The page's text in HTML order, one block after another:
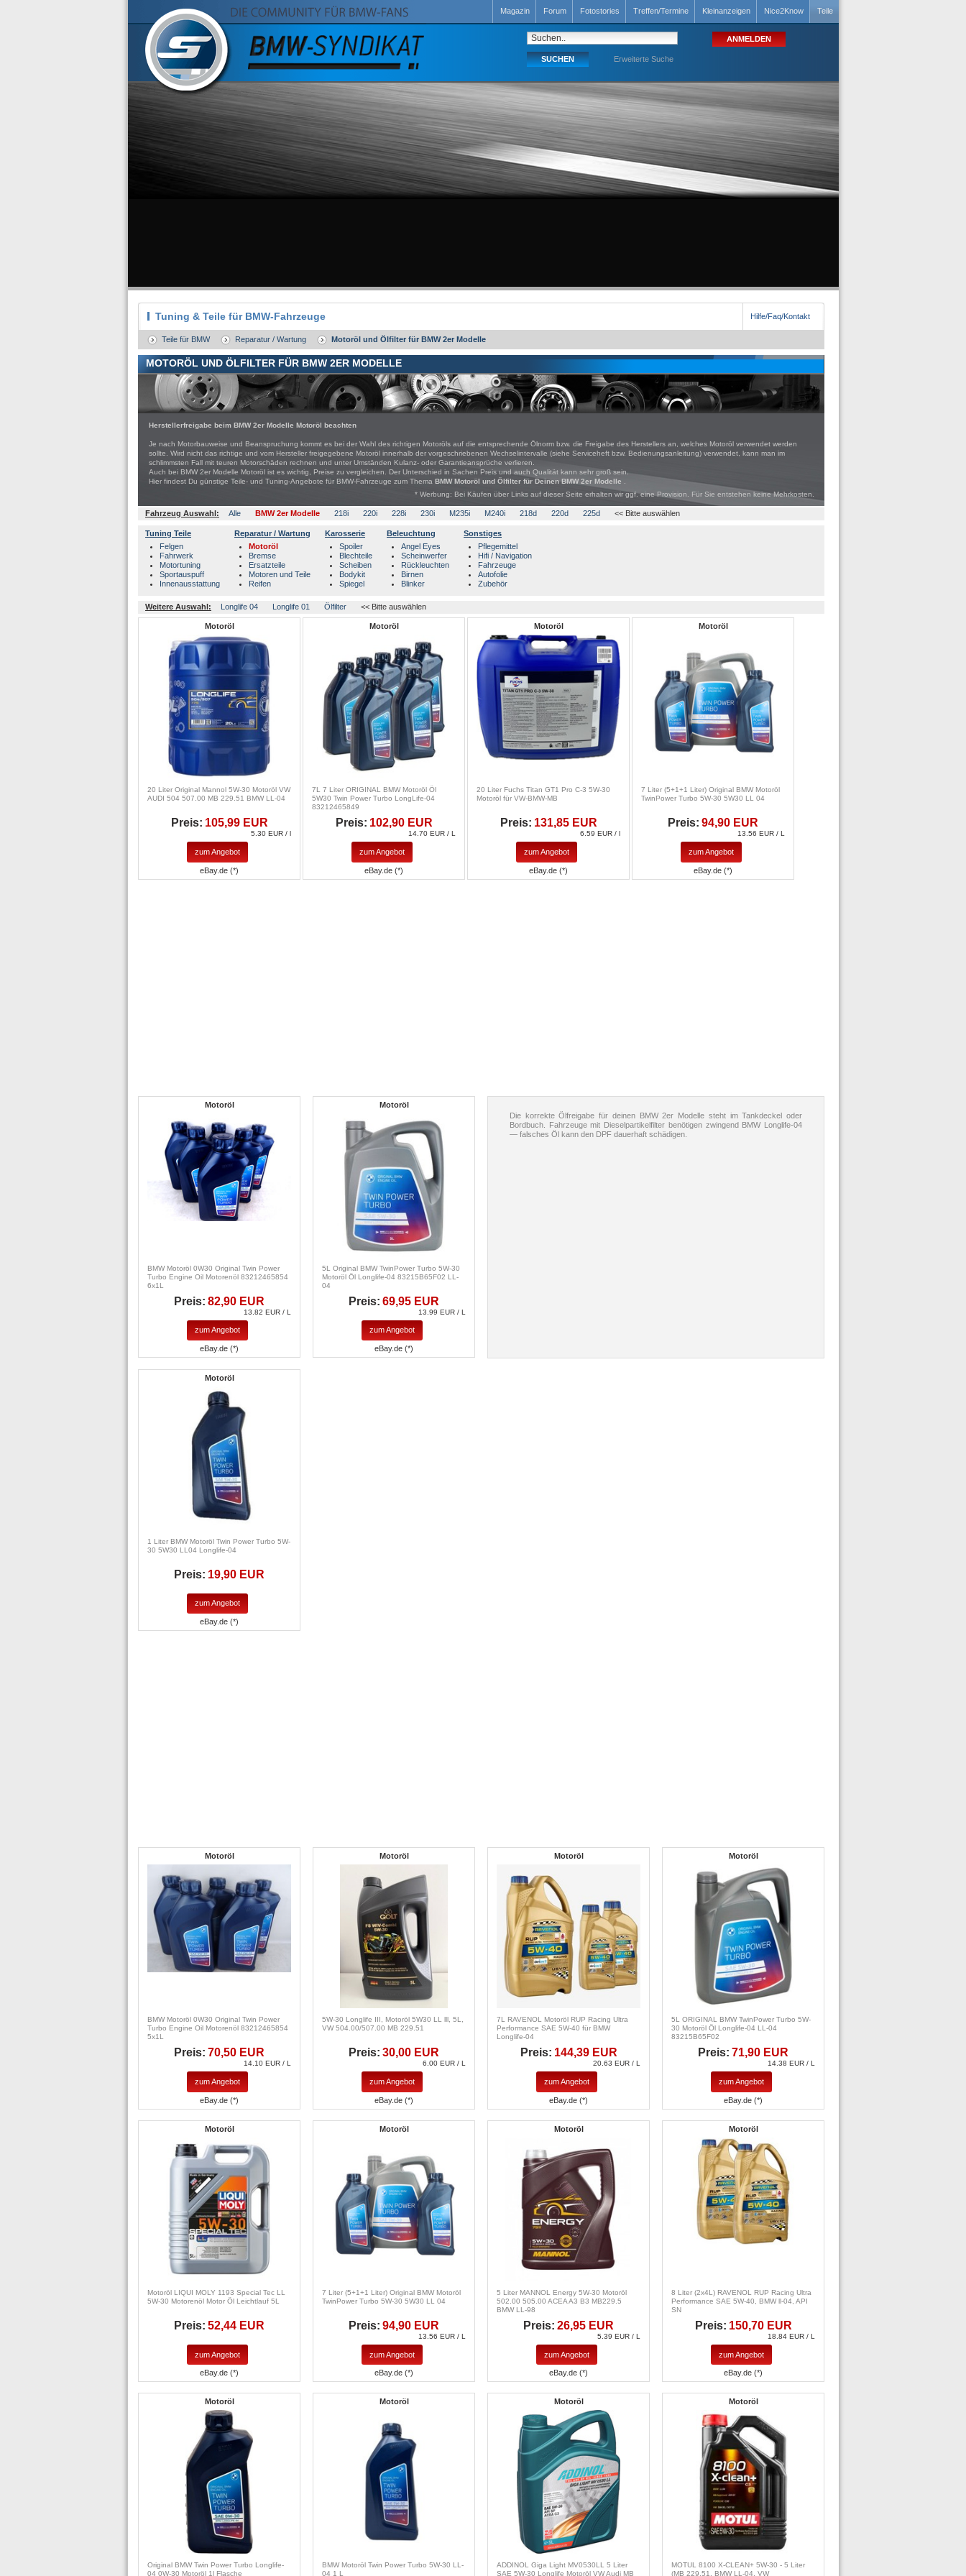
Magazin Forum Fotostories Treffen/Termine Kleinanzeigen Nice2Know Teile
Erweiterte Suche
Tuning & Teile für BMW-Fahrzeuge Hilfe/Faq/Kontakt
Teile für BMW Reparatur / Wartung Motoröl und Ölfilter für BMW 2er Modelle
MOTORÖL UND ÖLFILTER FÜR BMW 2ER MODELLE
Herstellerfreigabe beim BMW 2er Modelle Motoröl beachten
Je nach Motorbauweise und Beanspruchung kommt es bei der Wahl des richtigen Motoröls auf die entsprechende Ölnorm bzw. die Freigabe des Herstellers an, welches Motoröl verwendet werden
sollte. Wird nicht das richtige und vom Hersteller freigegebene Motoröl innerhalb der vorgeschriebenen Wechselintervalle (siehe Serviceheft bzw. Bedienungsanleitung) verwendet, kann man im
schlimmsten Fall mit teuren Motorschäden rechnen und unter Umständen Kulanz- oder Garantieansprüche verlieren.
Auch bei BMW 2er Modelle Motoröl ist es wichtig, Preise zu vergleichen. Der Unterschied in Sachen Preis und auch Qualität kann sehr groß sein.
Hier findest Du günstige Teile- und Tuning-Angebote für BMW-Fahrzeuge zum Thema BMW Motoröl und Ölfilter für Deinen BMW 2er Modelle
* Werbung: Bei Käufen über Links auf dieser Seite erhalten wir ggf. eine Provision. Für Sie entstehen keine Mehrkosten.
Fahrzeug Auswahl: Alle BMW 2er Modelle 218i 220i 228i 230i M235i M240i 218d 220d 225d << Bitte auswählen
Tuning Teile
Felgen
Fahrwerk
Motortuning
Sportauspuff
Innenausstattung
Reparatur / Wartung
Motoröl
Bremse
Ersatzteile
Motoren und Teile
Reifen
Karosserie
Spoiler
Blechteile
Scheiben
Bodykit
Spiegel
Beleuchtung
Angel Eyes
Scheinwerfer
Rückleuchten
Birnen
Blinker
Sonstiges
Pflegemittel
Hifi / Navigation
Fahrzeuge
Autofolie
Zubehör
Weitere Auswahl: Longlife 04 Longlife 01 Ölfilter << Bitte auswählen
Motoröl
20 Liter Original Mannol 5W-30 Motoröl VW
AUDI 504 507.00 MB 229.51 BMW LL-04
Preis: 105,99 EUR
5.30 EUR / l
zum Angebot
eBay.de (*)
Motoröl
7L 7 Liter ORIGINAL BMW Motoröl Öl
5W30 Twin Power Turbo LongLife-04
83212465849
Preis: 102,90 EUR
14.70 EUR / L
zum Angebot
eBay.de (*)
Motoröl
20 Liter Fuchs Titan GT1 Pro C-3 5W-30
Motoröl für VW-BMW-MB
Preis: 131,85 EUR
6.59 EUR / l
zum Angebot
eBay.de (*)
Motoröl
7 Liter (5+1+1 Liter) Original BMW Motoröl
TwinPower Turbo 5W-30 5W30 LL 04
Preis: 94,90 EUR
13.56 EUR / L
zum Angebot
eBay.de (*)
Motoröl
BMW Motoröl 0W30 Original Twin Power
Turbo Engine Oil Motorenöl 83212465854
6x1L
Preis: 82,90 EUR
13.82 EUR / L
zum Angebot
eBay.de (*)
Motoröl
5L Original BMW TwinPower Turbo 5W-30
Motoröl Öl Longlife-04 83215B65F02 LL-
04
Preis: 69,95 EUR
13.99 EUR / L
zum Angebot
eBay.de (*)
Die korrekte Ölfreigabe für deinen BMW 2er Modelle steht im Tankdeckel oder
Bordbuch. Fahrzeuge mit Dieselpartikelfilter benötigen zwingend BMW Longlife-04
— falsches Öl kann den DPF dauerhaft schädigen.
Motoröl
1 Liter BMW Motoröl Twin Power Turbo 5W-
30 5W30 LL04 Longlife-04
Preis: 19,90 EUR
zum Angebot
eBay.de (*)
Motoröl
BMW Motoröl 0W30 Original Twin Power
Turbo Engine Oil Motorenöl 83212465854
5x1L
Preis: 70,50 EUR
14.10 EUR / L
zum Angebot
eBay.de (*)
Motoröl
5W-30 Longlife III, Motoröl 5W30 LL lll, 5L,
VW 504.00/507.00 MB 229.51
Preis: 30,00 EUR
6.00 EUR / L
zum Angebot
eBay.de (*)
Motoröl
7L RAVENOL Motoröl RUP Racing Ultra
Performance SAE 5W-40 für BMW
Longlife-04
Preis: 144,39 EUR
20.63 EUR / L
zum Angebot
eBay.de (*)
Motoröl
5L ORIGINAL BMW TwinPower Turbo 5W-
30 Motoröl Öl Longlife-04 LL-04
83215B65F02
Preis: 71,90 EUR
14.38 EUR / L
zum Angebot
eBay.de (*)
Motoröl
Motoröl LIQUI MOLY 1193 Special Tec LL
5W-30 Motorenöl Motor Öl Leichtlauf 5L
Preis: 52,44 EUR
zum Angebot
eBay.de (*)
Motoröl
7 Liter (5+1+1 Liter) Original BMW Motoröl
TwinPower Turbo 5W-30 5W30 LL 04
Preis: 94,90 EUR
13.56 EUR / L
zum Angebot
eBay.de (*)
Motoröl
5 Liter MANNOL Energy 5W-30 Motoröl
502.00 505.00 ACEA A3 B3 MB229.5
BMW LL-98
Preis: 26,95 EUR
5.39 EUR / L
zum Angebot
eBay.de (*)
Motoröl
8 Liter (2x4L) RAVENOL RUP Racing Ultra
Performance SAE 5W-40, BMW ll-04, API
SN
Preis: 150,70 EUR
18.84 EUR / L
zum Angebot
eBay.de (*)
Motoröl
Original BMW Twin Power Turbo Longlife-
04 0W-30 Motoröl 1l Flasche
Motoröl
BMW Motoröl Twin Power Turbo 5W-30 LL-
04 1 L
Motoröl
ADDINOL Giga Light MV0530LL 5 Liter
SAE 5W-30 Longlife Motoröl VW Audi MB
Motoröl
MOTUL 8100 X-CLEAN+ 5W-30 - 5 Liter
(MB 229.51, BMW LL-04, VW